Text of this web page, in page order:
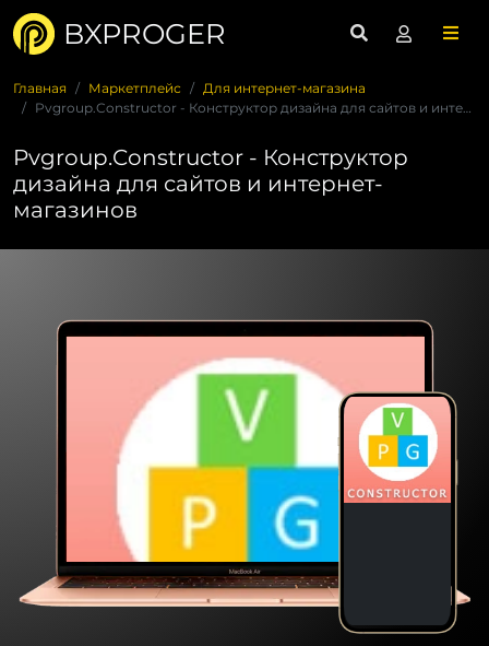
BXPROGER
Главная Маркетплейс
Для интернет-магазина
Pvgroup.Constructor - Конструктор дизайна для сайтов и интер...
Pvgroup.Constructor - Конструктор
дизайна для сайтов и интернет-
магазинов